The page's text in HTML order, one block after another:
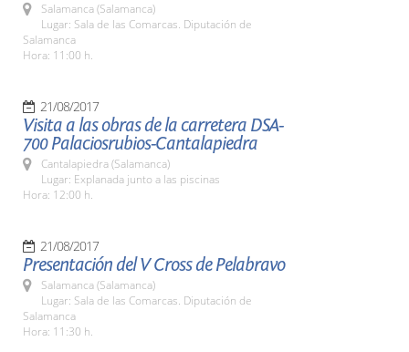
Salamanca (Salamanca)
Lugar: Sala de las Comarcas. Diputación de
Salamanca
Hora: 11:00 h.
21/08/2017
Visita a las obras de la carretera DSA-
700 Palaciosrubios-Cantalapiedra
Cantalapiedra (Salamanca)
Lugar: Explanada junto a las piscinas
Hora: 12:00 h.
21/08/2017
Presentación del V Cross de Pelabravo
Salamanca (Salamanca)
Lugar: Sala de las Comarcas. Diputación de
Salamanca
Hora: 11:30 h.